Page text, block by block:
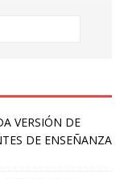
VERSIÓN DE
DE ENSEÑANZA